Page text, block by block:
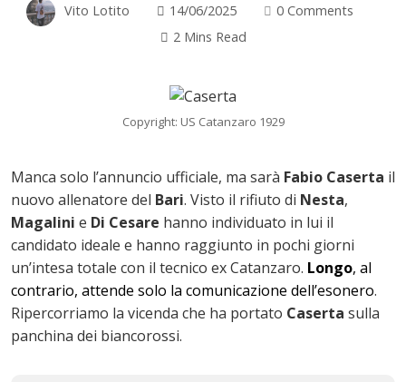
Vito Lotito 14/06/2025
0 Comments
2 Mins Read
Copyright: US Catanzaro 1929
Manca solo l’annuncio ufficiale, ma sarà Fabio Caserta il
nuovo allenatore del Bari. Visto il rifiuto di Nesta,
Magalini e Di Cesare hanno individuato in lui il
candidato ideale e hanno raggiunto in pochi giorni
un’intesa totale con il tecnico ex Catanzaro. Longo, al
contrario, attende solo la comunicazione dell’esonero.
Ripercorriamo la vicenda che ha portato Caserta sulla
panchina dei biancorossi.